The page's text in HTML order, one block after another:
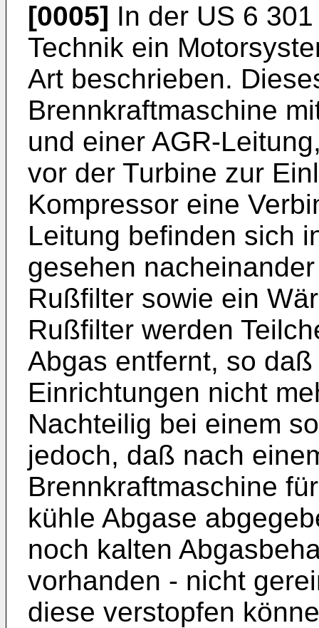
[0005] In der US 6
Technik ein
Art beschrieben.
Brennkraftmaschine
und einer AGR-
vor der Turbine zur
Kompressor eine
Leitung befinden sich
gesehen
Rußfilter sowie ein
Rußfilter werden
Abgas entfernt, so
Einrichtungen nicht
Nachteilig bei einem
jedoch, daß nach
Brennkraftmaschine
kühle Abgase
noch kalten
vorhanden - nicht
diese verstopfen